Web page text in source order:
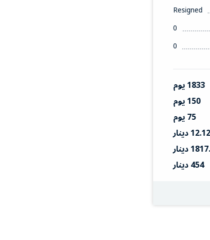
Resigned
0
0
1833 يوم
150 يوم
75 يوم
12.12 دينار
دينار
454 دينار